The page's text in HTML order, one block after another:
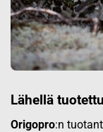
Lähellä
Origopro:n